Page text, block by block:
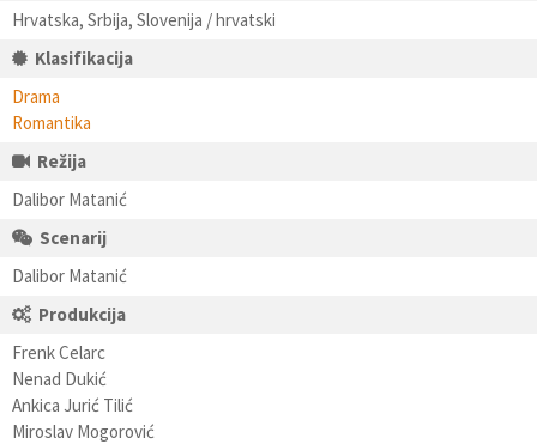
Hrvatska, Srbija, Slovenija / hrvatski
Klasifikacija
Drama
Romantika
Režija
Dalibor Matanić
Scenarij
Dalibor Matanić
Produkcija
Frenk Celarc
Nenad Dukić
Ankica Jurić Tilić
Miroslav Mogorović